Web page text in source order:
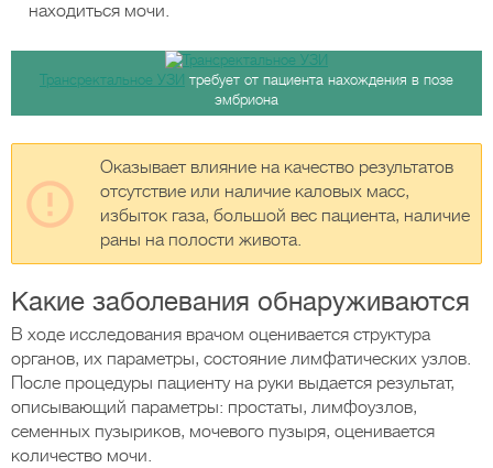
находиться мочи.
Трансректальное УЗИ требует от пациента нахождения в позе
эмбриона
Оказывает влияние на качество результатов
отсутствие или наличие каловых масс,
избыток газа, большой вес пациента, наличие
раны на полости живота.
Какие заболевания обнаруживаются
В ходе исследования врачом оценивается структура
органов, их параметры, состояние лимфатических узлов.
После процедуры пациенту на руки выдается результат,
описывающий параметры: простаты, лимфоузлов,
семенных пузыриков, мочевого пузыря, оценивается
количество мочи.